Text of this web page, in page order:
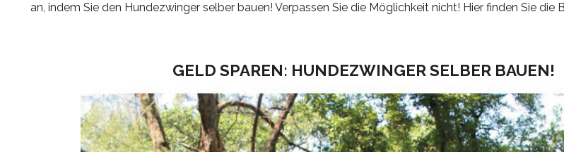
an, indem Sie den Hundezwinger selber bauen! Verpassen Sie die Möglichkeit nicht! Hier finden Sie die
GELD SPAREN: HUNDEZWINGER SELBER BAUEN!